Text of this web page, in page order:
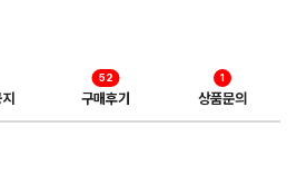
구매후기
52
상품문의
1